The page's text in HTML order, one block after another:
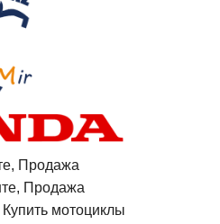
Продажа
Продажа
мотоциклы